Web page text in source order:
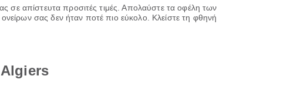
σε απίστευτα προσιτές τιμές. Απολαύστε τα οφέλη των
σας δεν ήταν ποτέ πιο εύκολο. Κλείστε τη φθηνή
Algiers